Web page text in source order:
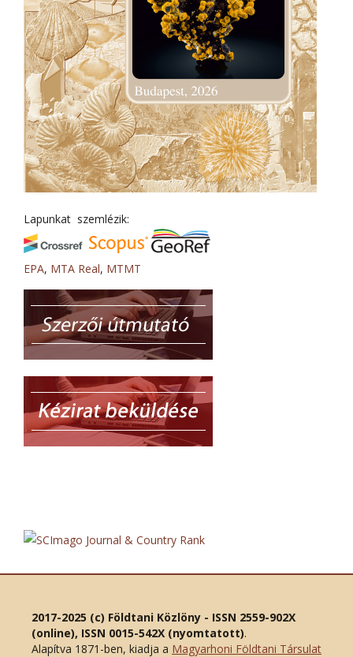
Lapunkat szemlézik:
EPA, MTA Real, MTMT
2017-2025 (c) Földtani Közlöny - ISSN 2559-902X
(online), ISSN 0015-542X (nyomtatott).
Alapítva 1871-ben, kiadja a Magyarhoni Földtani Társulat